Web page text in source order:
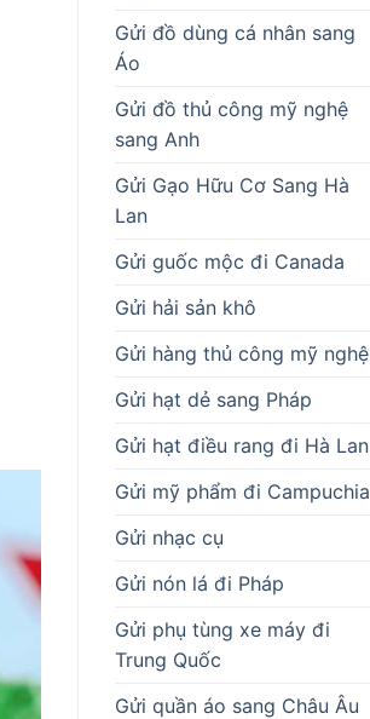
Gửi đồ dùng cá nhân sang
Áo
Gửi đồ thủ công mỹ nghệ
sang Anh
Gửi Gạo Hữu Cơ Sang Hà
Lan
Gửi guốc mộc đi Canada
Gửi hải sản khô
Gửi hàng thủ công mỹ nghệ
Gửi hạt dẻ sang Pháp
Gửi hạt điều rang đi Hà Lan
Gửi mỹ phẩm đi Campuchia
Gửi nhạc cụ
Gửi nón lá đi Pháp
Gửi phụ tùng xe máy đi
Trung Quốc
Gửi quần áo sang Châu Âu